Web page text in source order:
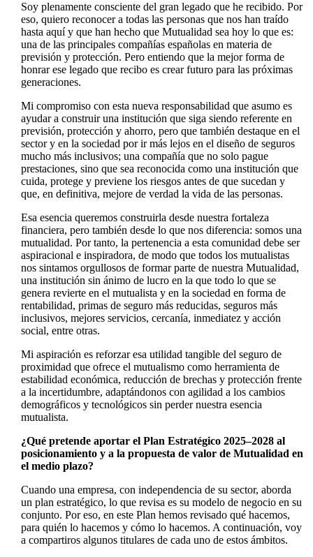
Soy plenamente consciente del gran legado que he recibido. Por
eso, quiero reconocer a todas las personas que nos han traído
hasta aquí y que han hecho que Mutualidad sea hoy lo que es:
una de las principales compañías españolas en materia de
previsión y protección. Pero entiendo que la mejor forma de
honrar ese legado que recibo es crear futuro para las próximas
generaciones.
Mi compromiso con esta nueva responsabilidad que asumo es
ayudar a construir una institución que siga siendo referente en
previsión, protección y ahorro, pero que también destaque en el
sector y en la sociedad por ir más lejos en el diseño de seguros
mucho más inclusivos; una compañía que no solo pague
prestaciones, sino que sea reconocida como una institución que
cuida, protege y previene los riesgos antes de que sucedan y
que, en definitiva, mejore de verdad la vida de las personas.
Esa esencia queremos construirla desde nuestra fortaleza
financiera, pero también desde lo que nos diferencia: somos una
mutualidad. Por tanto, la pertenencia a esta comunidad debe ser
aspiracional e inspiradora, de modo que todos los mutualistas
nos sintamos orgullosos de formar parte de nuestra Mutualidad,
una institución sin ánimo de lucro en la que todo lo que se
genera revierte en el mutualista y en la sociedad en forma de
rentabilidad, primas de seguro más reducidas, seguros más
inclusivos, mejores servicios, cercanía, inmediatez y acción
social, entre otras.
Mi aspiración es reforzar esa utilidad tangible del seguro de
proximidad que ofrece el mutualismo como herramienta de
estabilidad económica, reducción de brechas y protección frente
a la incertidumbre, adaptándonos con agilidad a los cambios
demográficos y tecnológicos sin perder nuestra esencia
mutualista.
¿Qué pretende aportar el Plan Estratégico 2025–2028 al
posicionamiento y a la propuesta de valor de Mutualidad en
el medio plazo?
Cuando una empresa, con independencia de su sector, aborda
un plan estratégico, lo que revisa es su modelo de negocio en su
conjunto. Por eso, en este Plan hemos revisado qué hacemos,
para quién lo hacemos y cómo lo hacemos. A continuación, voy
a compartiros algunos titulares de cada uno de estos ámbitos.